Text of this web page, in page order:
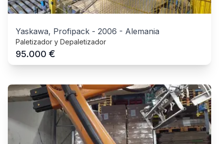
Yaskawa, Profipack - 2006 - Alemania
Paletizador y Depaletizador
95.000 €